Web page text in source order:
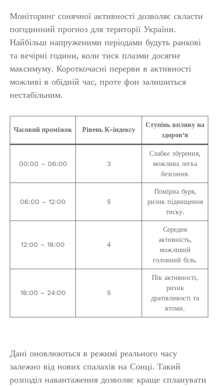
Моніторинг сонячної активності дозволяє скласти
погодинний прогноз для території України.
Найбільш напруженими періодами будуть ранкові
та вечірні години, коли тиск плазми досягне
максимуму. Короткочасні перерви в активності
можливі в обідній час, проте фон залишиться
нестабільним.
Часовий проміжок Рівень К-індексу
Ступінь впливу на
здоров’я
00:00 – 06:00 3
Слабке збурення,
можлива легка
безсоння.
06:00 – 12:00 5
Помірна буря,
ризик підвищення
тиску.
12:00 – 18:00 4
Середня
активність,
можливий
головний біль.
18:00 – 24:00 5
Пік активності,
ризик
дратівливості та
втоми.
Дані оновлюються в режимі реального часу
залежно від нових спалахів на Сонці. Такий
розподіл навантаження дозволяє краще спланувати